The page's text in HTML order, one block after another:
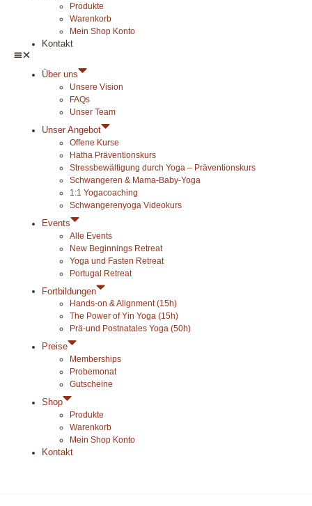
Produkte
Warenkorb
Mein Shop Konto
Kontakt
Über uns
Unsere Vision
FAQs
Unser Team
Unser Angebot
Offene Kurse
Hatha Präventionskurs
Stressbewältigung durch Yoga – Präventionskurs
Schwangeren & Mama-Baby-Yoga
1:1 Yogacoaching
Schwangerenyoga Videokurs
Events
Alle Events
New Beginnings Retreat
Yoga und Fasten Retreat
Portugal Retreat
Fortbildungen
Hands-on & Alignment (15h)
The Power of Yin Yoga (15h)
Prä-und Postnatales Yoga (50h)
Preise
Memberships
Probemonat
Gutscheine
Shop
Produkte
Warenkorb
Mein Shop Konto
Kontakt